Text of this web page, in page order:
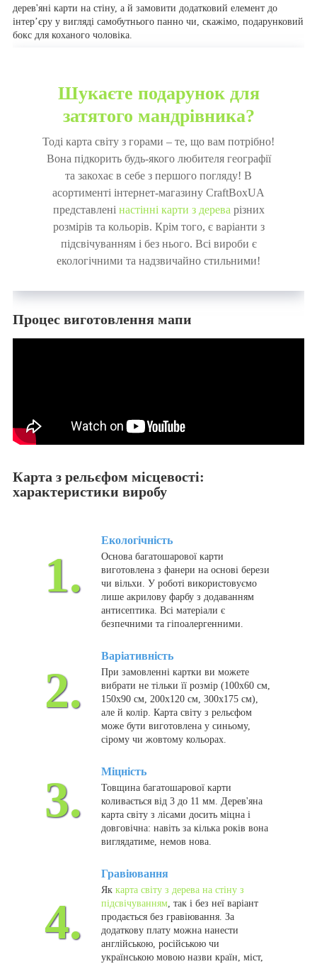
дерев'яні карти на стіну, а й замовити додатковий елемент до
інтер’єру у вигляді самобутнього панно чи, скажімо, подарунковий
бокс для коханого чоловіка.
Шукаєте подарунок для
затятого мандрівника?
Тоді карта світу з горами – те, що вам потрібно!
Вона підкорить будь-якого любителя географії
та закохає в себе з першого погляду! В
асортименті інтернет-магазину CraftBoxUA
представлені настінні карти з дерева різних
розмірів та кольорів. Крім того, є варіанти з
підсвічуванням і без нього. Всі вироби є
екологічними та надзвичайно стильними!
Процес виготовлення мапи
Карта з рельєфом місцевості:
характеристики виробу
1.
Екологічність
Основа багатошарової карти
виготовлена ​​з фанери на основі берези
чи вільхи. У роботі використовуємо
лише акрилову фарбу з додаванням
антисептика. Всі матеріали є
безпечними та гіпоалергенними.
2.
Варіативність
При замовленні картки ви можете
вибрати не тільки її розмір (100х60 см,
150х90 см, 200х120 см, 300х175 см),
але й колір. Карта світу з рельєфом
може бути виготовлена ​​у синьому,
сірому чи жовтому кольорах.
3.
Міцність
Товщина багатошарової карти
коливається від 3 до 11 мм. Дерев'яна
карта світу з лісами досить міцна і
довговічна: навіть за кілька років вона
виглядатиме, немов нова.
4.
Гравіювання
Як карта світу з дерева на стіну з
підсвічуванням, так і без неї варіант
продається без гравіювання. За
додаткову плату можна нанести
англійською, російською чи
українською мовою назви країн, міст,